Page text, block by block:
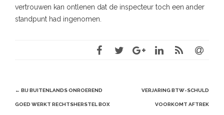
vertrouwen kan ontlenen dat de inspecteur toch een ander
standpunt had ingenomen.
Post
navigation
← BIJ BUITENLANDS ONROEREND
GOED WERKT RECHTSHERSTEL BOX
VERJARING BTW-SCHULD
VOORKOMT AFTREK